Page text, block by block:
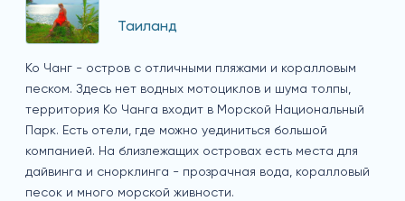
Таиланд
Ко Чанг - остров с отличными пляжами и коралловым
песком. Здесь нет водных мотоциклов и шума толпы,
территория Ко Чанга входит в Морской Национальный
Парк. Есть отели, где можно уединиться большой
компанией. На близлежащих островах есть места для
дайвинга и снорклинга - прозрачная вода, коралловый
песок и много морской живности.